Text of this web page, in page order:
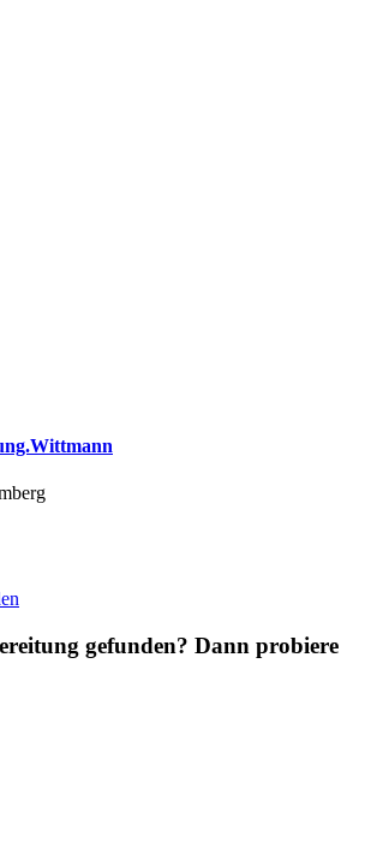
gefunden? Dann probiere